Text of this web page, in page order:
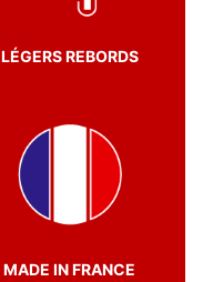
LÉGERS REBORDS
MADE IN FRANCE